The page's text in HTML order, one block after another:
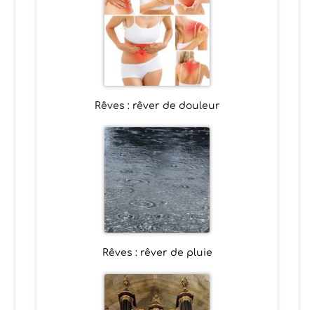
Rêves : rêver de douleur
Rêves : rêver de pluie